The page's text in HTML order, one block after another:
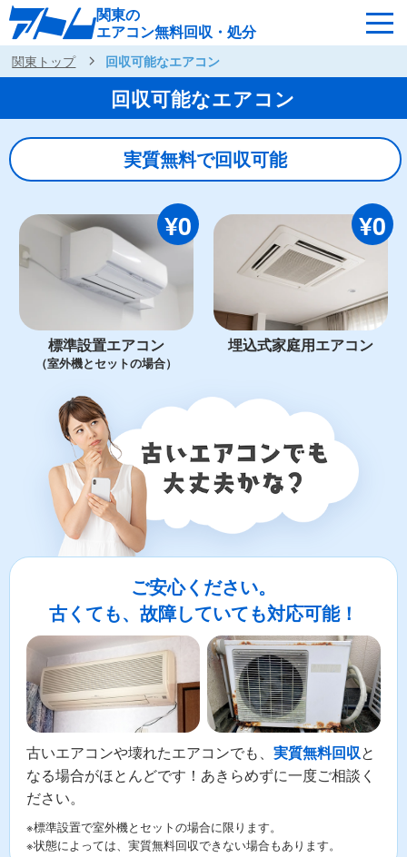
関東の
エアコン無料回収・処分
サービスの特徴 回収可能なエアコン
よくあるご質問 運営会社
関東各地へ無料出張
最短即日 お急ぎの方はこちら
050-5482-9461
LINEやメールでカンタン依頼
メールで回収依頼 LINEで回収依頼
関東トップ 回収可能なエアコン
回収可能なエアコン
実質無料で回収可能
¥0
標準設置エアコン
（室外機とセットの場合）
¥0
埋込式家庭用エアコン
ご安心ください。
古くても、故障していても対応可能！
古いエアコンや壊れたエアコンでも、 実質無料回収と
なる場合がほとんどです！あきらめずに一度ご相談く
ださい。
※標準設置で室外機とセットの場合に限ります。
※状態によっては、実質無料回収できない場合もあります。